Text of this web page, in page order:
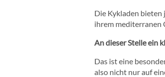
Die Kykladen
ihrem mediterranen
An dieser Stelle ein
Das ist eine
also nicht nur auf